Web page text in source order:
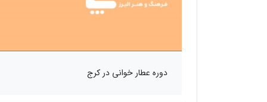
دوره عطار خوانی در کرج